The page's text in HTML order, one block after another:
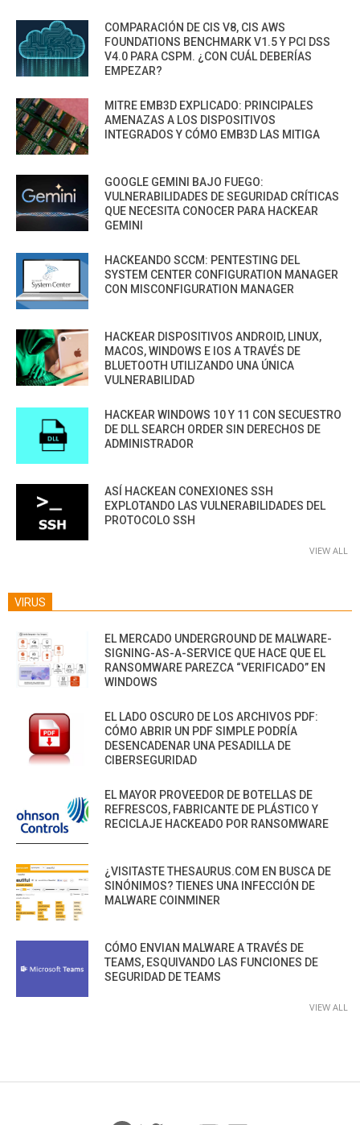
COMPARACIÓN DE CIS V8, CIS AWS
FOUNDATIONS BENCHMARK V1.5 Y PCI DSS
V4.0 PARA CSPM. ¿CON CUÁL DEBERÍAS
EMPEZAR?
MITRE EMB3D EXPLICADO: PRINCIPALES
AMENAZAS A LOS DISPOSITIVOS
INTEGRADOS Y CÓMO EMB3D LAS MITIGA
GOOGLE GEMINI BAJO FUEGO:
VULNERABILIDADES DE SEGURIDAD CRÍTICAS
QUE NECESITA CONOCER PARA HACKEAR
GEMINI
HACKEANDO SCCM: PENTESTING DEL
SYSTEM CENTER CONFIGURATION MANAGER
CON MISCONFIGURATION MANAGER
HACKEAR DISPOSITIVOS ANDROID, LINUX,
MACOS, WINDOWS E IOS A TRAVÉS DE
BLUETOOTH UTILIZANDO UNA ÚNICA
VULNERABILIDAD
HACKEAR WINDOWS 10 Y 11 CON SECUESTRO
DE DLL SEARCH ORDER SIN DERECHOS DE
ADMINISTRADOR
ASÍ HACKEAN CONEXIONES SSH
EXPLOTANDO LAS VULNERABILIDADES DEL
PROTOCOLO SSH
VIEW ALL
VIRUS
EL MERCADO UNDERGROUND DE MALWARE-
SIGNING-AS-A-SERVICE QUE HACE QUE EL
RANSOMWARE PAREZCA “VERIFICADO” EN
WINDOWS
EL LADO OSCURO DE LOS ARCHIVOS PDF:
CÓMO ABRIR UN PDF SIMPLE PODRÍA
DESENCADENAR UNA PESADILLA DE
CIBERSEGURIDAD
EL MAYOR PROVEEDOR DE BOTELLAS DE
REFRESCOS, FABRICANTE DE PLÁSTICO Y
RECICLAJE HACKEADO POR RANSOMWARE
¿VISITASTE THESAURUS.COM EN BUSCA DE
SINÓNIMOS? TIENES UNA INFECCIÓN DE
MALWARE COINMINER
CÓMO ENVIAN MALWARE A TRAVÉS DE
TEAMS, ESQUIVANDO LAS FUNCIONES DE
SEGURIDAD DE TEAMS
VIEW ALL